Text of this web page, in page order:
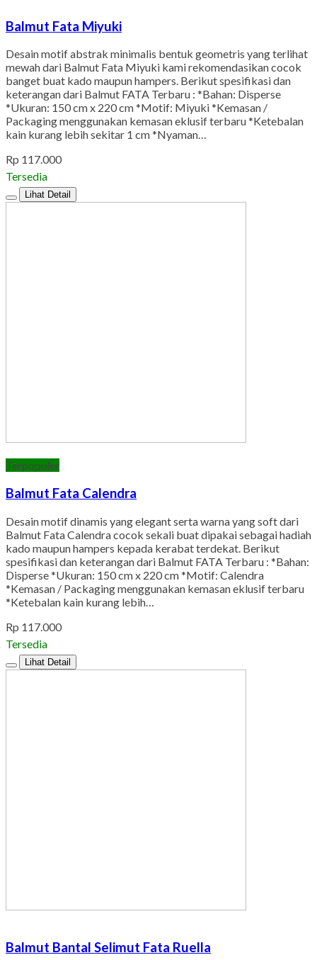
Balmut Fata Miyuki
Desain motif abstrak minimalis bentuk geometris yang terlihat
mewah dari Balmut Fata Miyuki kami rekomendasikan cocok
banget buat kado maupun hampers. Berikut spesifikasi dan
keterangan dari Balmut FATA Terbaru : *Bahan: Disperse
*Ukuran: 150 cm x 220 cm *Motif: Miyuki *Kemasan /
Packaging menggunakan kemasan eklusif terbaru *Ketebalan
kain kurang lebih sekitar 1 cm *Nyaman…
Rp 117.000
Tersedia
Lihat Detail
Terpopuler
Balmut Fata Calendra
Desain motif dinamis yang elegant serta warna yang soft dari
Balmut Fata Calendra cocok sekali buat dipakai sebagai hadiah
kado maupun hampers kepada kerabat terdekat. Berikut
spesifikasi dan keterangan dari Balmut FATA Terbaru : *Bahan:
Disperse *Ukuran: 150 cm x 220 cm *Motif: Calendra
*Kemasan / Packaging menggunakan kemasan eklusif terbaru
*Ketebalan kain kurang lebih…
Rp 117.000
Tersedia
Lihat Detail
Balmut Bantal Selimut Fata Ruella